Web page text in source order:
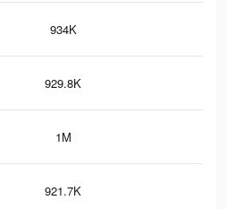
934K
929.8K
1M
921.7K